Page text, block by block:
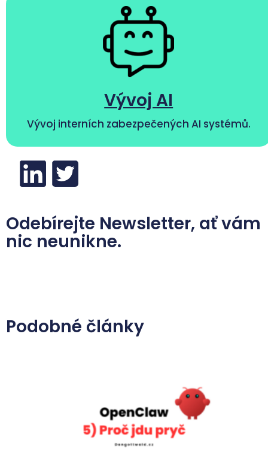
Vývoj AI
Vývoj interních zabezpečených AI systémů.
Odebírejte Newsletter, ať vám
nic neunikne.
Podobné články